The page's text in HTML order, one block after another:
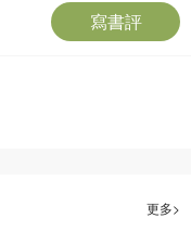
寫書評
更多>